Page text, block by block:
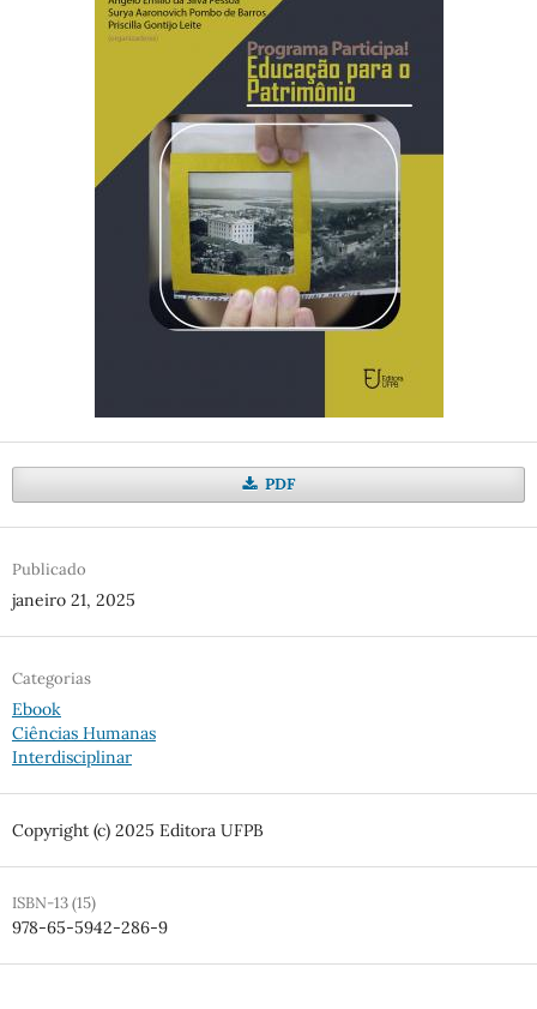
PDF
Publicado
janeiro 21, 2025
Categorias
Ebook
Ciências Humanas
Interdisciplinar
Copyright (c) 2025 Editora UFPB
ISBN-13 (15)
978-65-5942-286-9